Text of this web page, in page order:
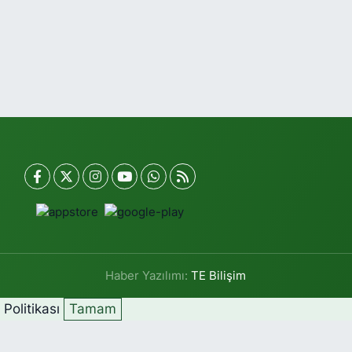
Haber Yazılımı:TE Bilişim
Tamam